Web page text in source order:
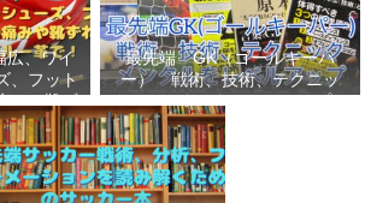
、ワイ
、フット
みや靴ず
ガルー革
最先端 GK（ゴールキーパ
ー） 戦術、技術、テクニッ
ク、メンタルをレベルアップし
世界基準へ 練習メニューなど
選手、指導者おすすめ本 11
選